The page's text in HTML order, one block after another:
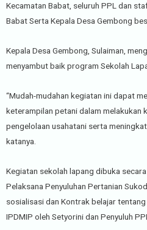
Kecamatan Babat, seluruh PPL dan
Babat Serta Kepala Desa Gembong
Kepala Desa Gembong, Sulaiman,
menyambut baik program Sekolah
“Mudah-mudahan kegiatan ini dapat
keterampilan petani dalam melakukan
pengelolaan usahatani serta
katanya.
Kegiatan sekolah lapang dibuka
Pelaksana Penyuluhan Pertanian
sosialisasi dan Kontrak belajar
IPDMIP oleh Setyorini dan Penyuluh PPL.